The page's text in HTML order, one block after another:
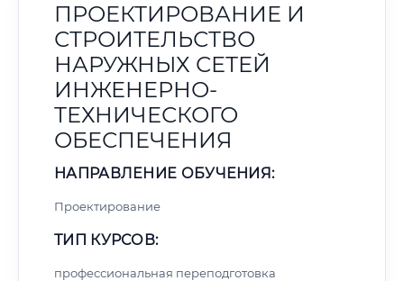
ПРОЕКТИРОВАНИЕ И
СТРОИТЕЛЬСТВО
НАРУЖНЫХ СЕТЕЙ
ИНЖЕНЕРНО-
ТЕХНИЧЕСКОГО
ОБЕСПЕЧЕНИЯ
НАПРАВЛЕНИЕ ОБУЧЕНИЯ:
Проектирование
ТИП КУРСОВ:
профессиональная переподготовка